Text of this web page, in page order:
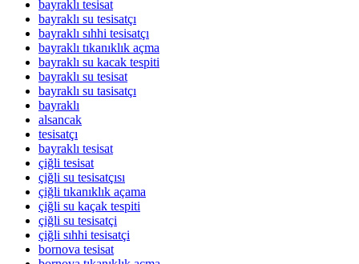
bayraklı tesisat
bayraklı su tesisatçı
bayraklı sıhhi tesisatçı
bayraklı tıkanıklık açma
bayraklı su kacak tespiti
bayraklı su tesisat
bayraklı su tasisatçı
bayraklı
alsancak
tesisatçı
bayraklı tesisat
çiğli tesisat
çiğli su tesisatçısı
çiğli tıkanıklık açama
çiğli su kaçak tespiti
çiğli su tesisatçi
çiğli sıhhi tesisatçi
bornova tesisat